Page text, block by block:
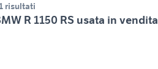
risultati
R 1150 RS usata in vendita